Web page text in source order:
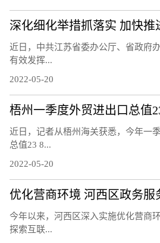
深化细化举措抓落实 加快推
近日，中共江苏省委办公厅、省政府
有效发挥...
2022-05-20
近日，记者从梧州海关获悉，今年一
总值23 8...
2022-05-20
优化营商环境 河西区政务服
今年以来，河西区深入实施优化营商
探索互联...